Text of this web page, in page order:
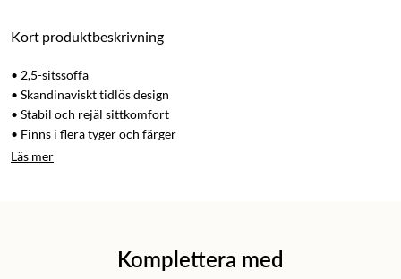
Kort produktbeskrivning
• 2,5-sitssoffa
• Skandinaviskt tidlös design
• Stabil och rejäl sittkomfort
• Finns i flera tyger och färger
Läs mer
Komplettera med